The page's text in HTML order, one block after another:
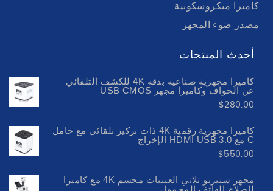
كاميرا ميكروسكوبية
مصدر ضوء المجهر
أحدث المنتجات
كاميرا مجهرية صناعية بدقة 4K للكشف التلقائي
عن الحواف وكاميرا مجهر USB CMOS
$280.00
كاميرا مجهرية رقمية 4K ذات تركيز تلقائي مع حامل
C مع HDMI USB 3.0 الإخراج
$550.00
مجهر ستيريو ثلاثي العينيات مجسم 4K مع كاميرا